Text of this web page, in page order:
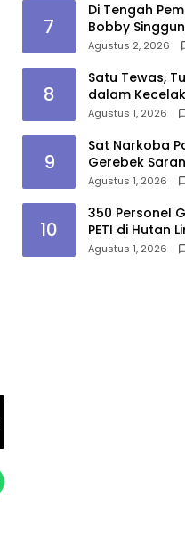
7
Di Tengah
Bobby
Kualanamu
Agustus 2, 2026
8
Satu Tewas,
dalam
Medan–Tebing
Agustus 1, 2026
9
Sat Narkoba
Gerebek
Sungai Buaya,
Agustus 1, 2026
10
350 Personel
PETI di Hutan
Hilir, 47 Camp
Agustus 1, 2026